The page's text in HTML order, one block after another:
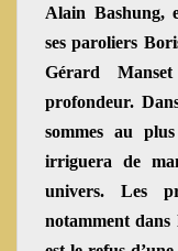
Alain Bashung,
ses paroliers
Gérard
profondeur.
sommes au
irriguera de
univers. Les
notamment dans